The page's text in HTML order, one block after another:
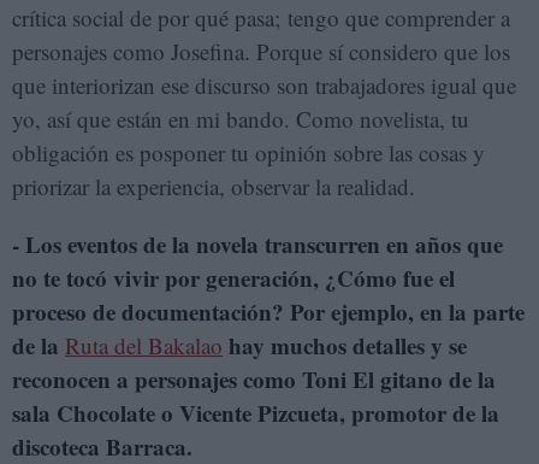
crítica social de por qué pasa; tengo que comprender a
personajes como Josefina. Porque sí considero que los
que interiorizan ese discurso son trabajadores igual que
yo, así que están en mi bando. Como novelista, tu
obligación es posponer tu opinión sobre las cosas y
priorizar la experiencia, observar la realidad.
- Los eventos de la novela transcurren en años que
no te tocó vivir por generación, ¿Cómo fue el
proceso de documentación? Por ejemplo, en la parte
de la Ruta del Bakalao hay muchos detalles y se
reconocen a personajes como Toni El gitano de la
sala Chocolate o Vicente Pizcueta, promotor de la
discoteca Barraca.